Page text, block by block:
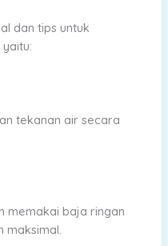
dan tips untuk
tekanan air secara
memakai baja ringan